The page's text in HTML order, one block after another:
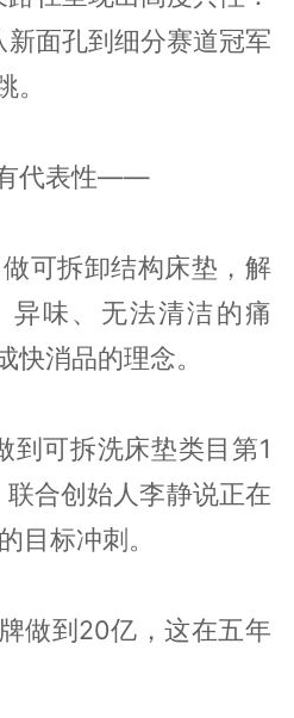
面孔到细分赛道冠军
代表性——
可拆卸结构床垫，解
异味、无法清洁的痛
快消品的理念。
到可拆洗床垫类目第1
合创始人李静说正在
目标冲刺。
做到20亿，这在五年